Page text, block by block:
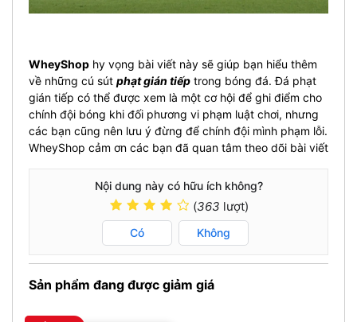
WheyShop hy vọng bài viết này sẽ giúp bạn hiểu thêm
về những cú sút phạt gián tiếp trong bóng đá. Đá phạt
gián tiếp có thể được xem là một cơ hội để ghi điểm cho
chính đội bóng khi đối phương vi phạm luật chơi, nhưng
các bạn cũng nên lưu ý đừng để chính đội mình phạm lỗi.
WheyShop cảm ơn các bạn đã quan tâm theo dõi bài viết
Nội dung này có hữu ích không?
(363 lượt)
Có Không
Sản phẩm đang được giảm giá